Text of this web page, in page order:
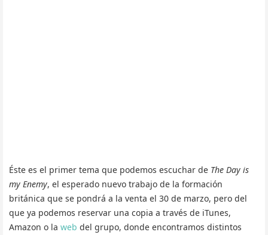
Éste es el primer tema que podemos escuchar de The Day is
my Enemy, el esperado nuevo trabajo de la formación
británica que se pondrá a la venta el 30 de marzo, pero del
que ya podemos reservar una copia a través de iTunes,
Amazon o la web del grupo, donde encontramos distintos